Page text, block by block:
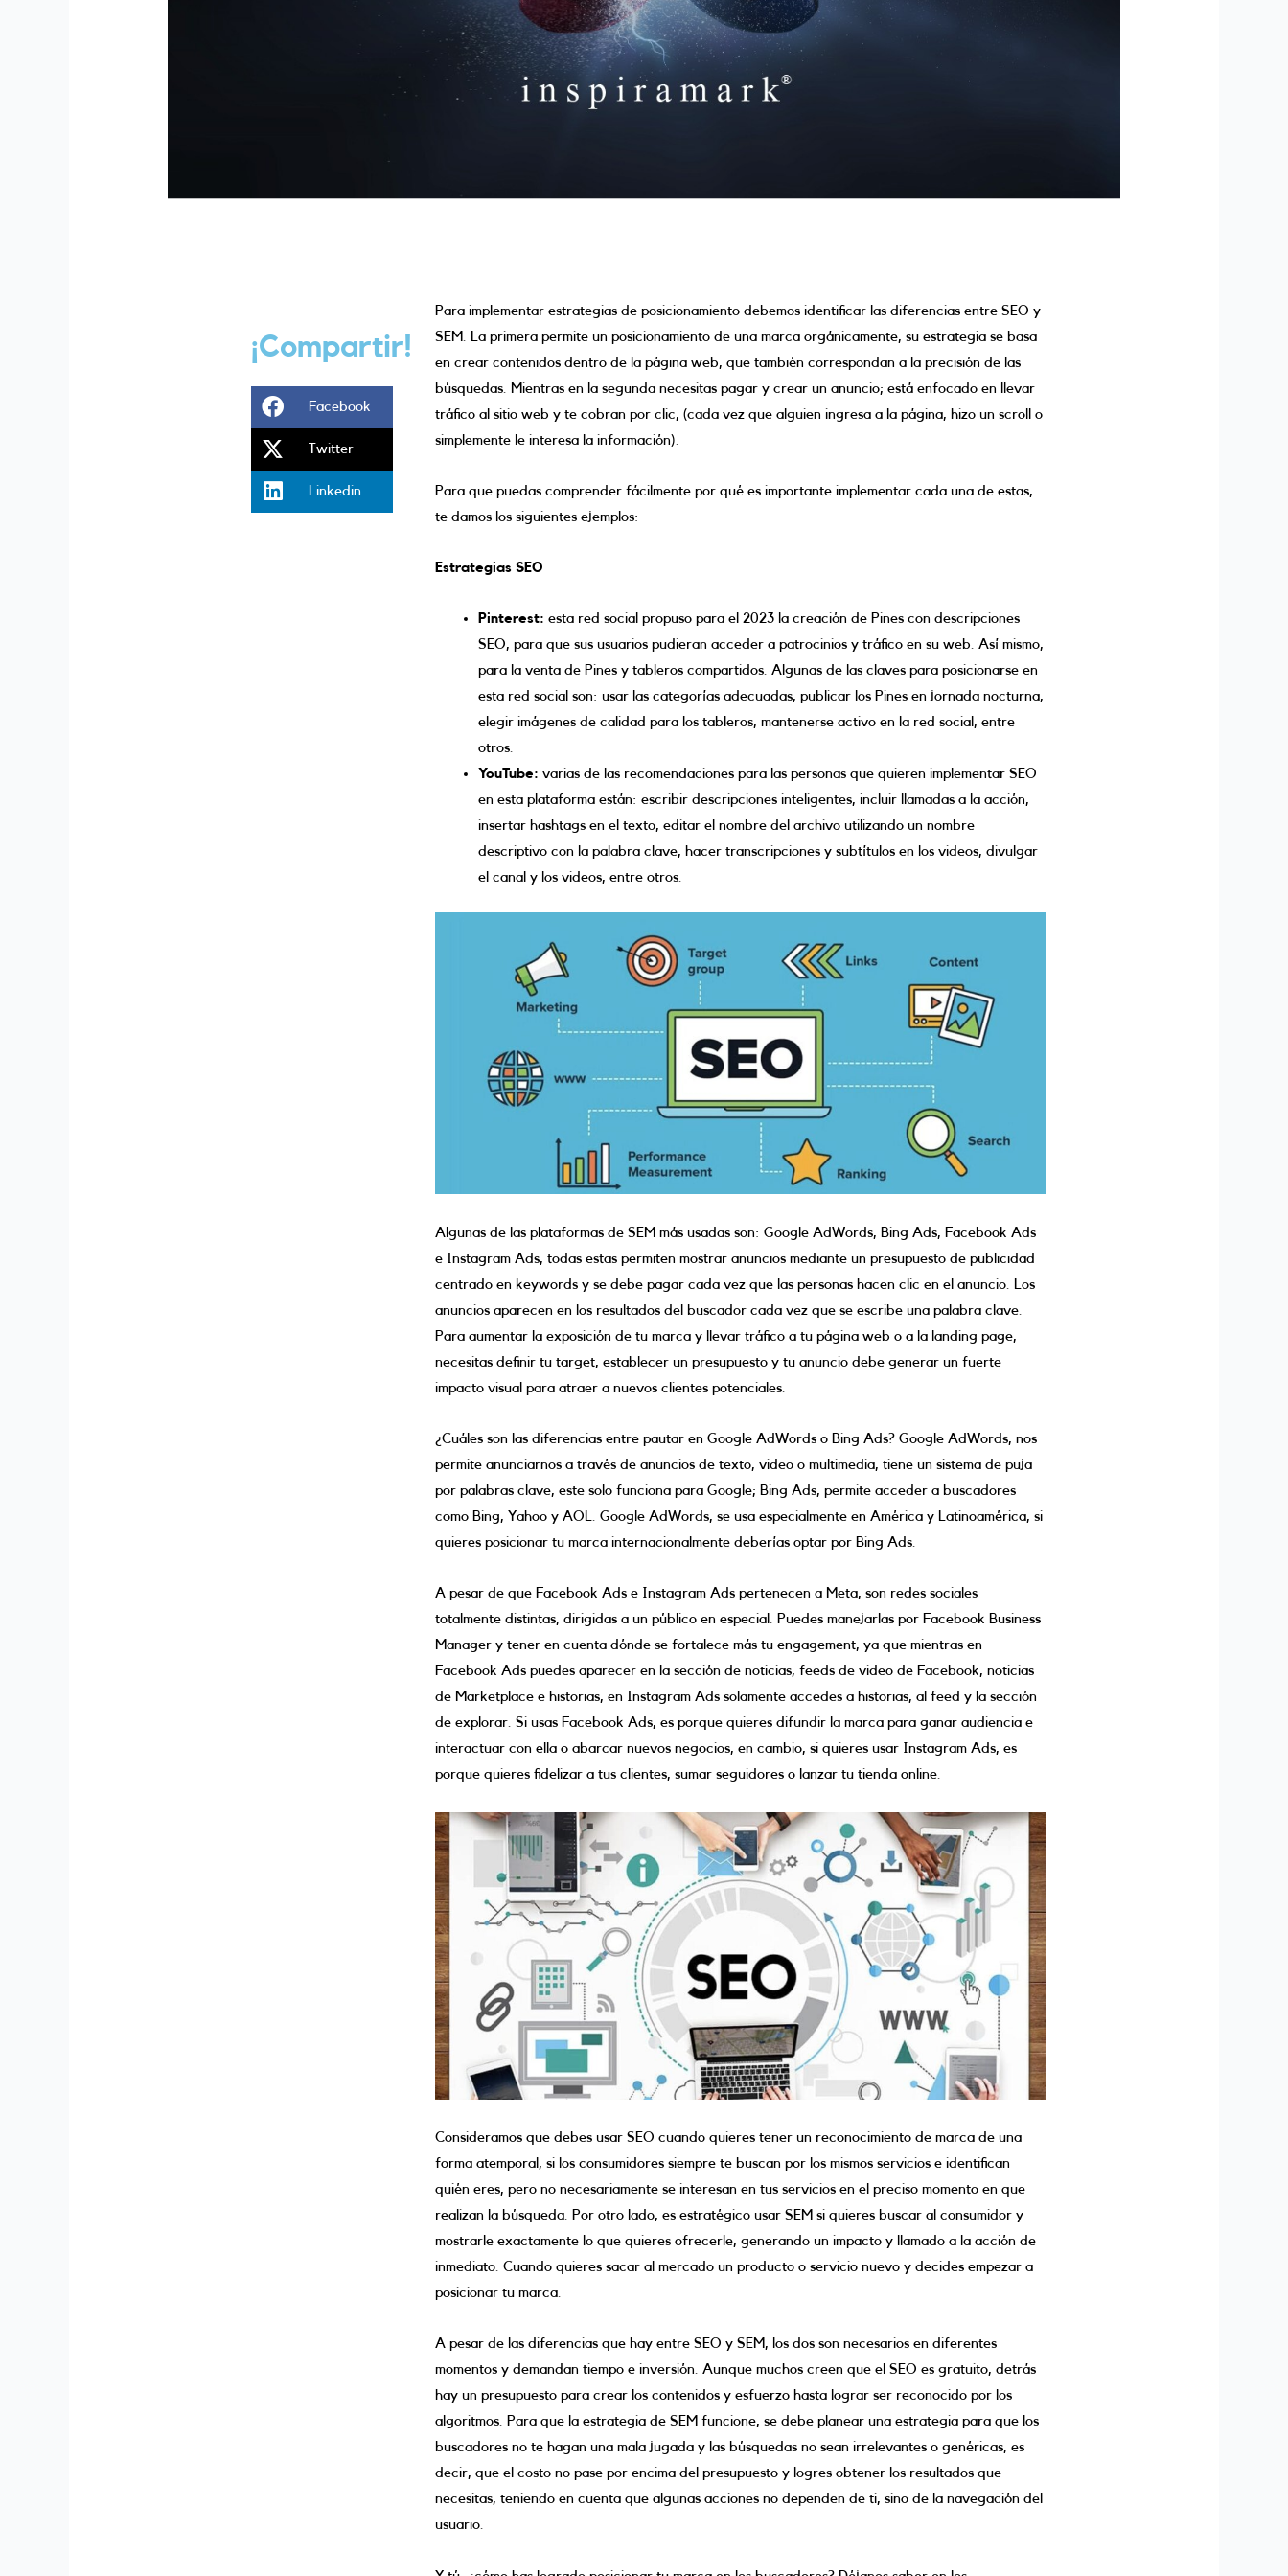
¡Compartir!
Share
facebook
Facebook
Share
twitter
Twitter
Share
Linkedin
Para implementar estrategias de posicionamiento debemos identificar las diferencias entre SEO y
SEM. La primera permite un posicionamiento de una marca orgánicamente, su estrategia se basa
en crear contenidos dentro de la página web, que también correspondan a la precisión de las
búsquedas. Mientras en la segunda necesitas pagar y crear un anuncio; está enfocado en llevar
tráfico al sitio web y te cobran por clic, (cada vez que alguien ingresa a la página, hizo un scroll o
simplemente le interesa la información).
Para que puedas comprender fácilmente por qué es importante implementar cada una de estas,
te damos los siguientes ejemplos:
Estrategias SEO
Pinterest: esta red social propuso para el 2023 la creación de Pines con descripciones
SEO, para que sus usuarios pudieran acceder a patrocinios y tráfico en su web. Así mismo,
para la venta de Pines y tableros compartidos. Algunas de las claves para posicionarse en
esta red social son: usar las categorías adecuadas, publicar los Pines en jornada nocturna,
elegir imágenes de calidad para los tableros, mantenerse activo en la red social, entre
otros.
YouTube: varias de las recomendaciones para las personas que quieren implementar SEO
en esta plataforma están: escribir descripciones inteligentes, incluir llamadas a la acción,
insertar hashtags en el texto, editar el nombre del archivo utilizando un nombre
descriptivo con la palabra clave, hacer transcripciones y subtítulos en los videos, divulgar
el canal y los videos, entre otros.
Algunas de las plataformas de SEM más usadas son: Google AdWords, Bing Ads, Facebook Ads
e Instagram Ads, todas estas permiten mostrar anuncios mediante un presupuesto de publicidad
centrado en keywords y se debe pagar cada vez que las personas hacen clic en el anuncio. Los
anuncios aparecen en los resultados del buscador cada vez que se escribe una palabra clave.
Para aumentar la exposición de tu marca y llevar tráfico a tu página web o a la landing page,
necesitas definir tu target, establecer un presupuesto y tu anuncio debe generar un fuerte
impacto visual para atraer a nuevos clientes potenciales.
¿Cuáles son las diferencias entre pautar en Google AdWords o Bing Ads? Google AdWords, nos
permite anunciarnos a través de anuncios de texto, video o multimedia, tiene un sistema de puja
por palabras clave, este solo funciona para Google; Bing Ads, permite acceder a buscadores
como Bing, Yahoo y AOL. Google AdWords, se usa especialmente en América y Latinoamérica, si
quieres posicionar tu marca internacionalmente deberías optar por Bing Ads.
A pesar de que Facebook Ads e Instagram Ads pertenecen a Meta, son redes sociales
totalmente distintas, dirigidas a un público en especial. Puedes manejarlas por Facebook Business
Manager y tener en cuenta dónde se fortalece más tu engagement, ya que mientras en
Facebook Ads puedes aparecer en la sección de noticias, feeds de video de Facebook, noticias
de Marketplace e historias, en Instagram Ads solamente accedes a historias, al feed y la sección
de explorar. Si usas Facebook Ads, es porque quieres difundir la marca para ganar audiencia e
interactuar con ella o abarcar nuevos negocios, en cambio, si quieres usar Instagram Ads, es
porque quieres fidelizar a tus clientes, sumar seguidores o lanzar tu tienda online.
Consideramos que debes usar SEO cuando quieres tener un reconocimiento de marca de una
forma atemporal, si los consumidores siempre te buscan por los mismos servicios e identifican
quién eres, pero no necesariamente se interesan en tus servicios en el preciso momento en que
realizan la búsqueda. Por otro lado, es estratégico usar SEM si quieres buscar al consumidor y
mostrarle exactamente lo que quieres ofrecerle, generando un impacto y llamado a la acción de
inmediato. Cuando quieres sacar al mercado un producto o servicio nuevo y decides empezar a
posicionar tu marca.
A pesar de las diferencias que hay entre SEO y SEM, los dos son necesarios en diferentes
momentos y demandan tiempo e inversión. Aunque muchos creen que el SEO es gratuito, detrás
hay un presupuesto para crear los contenidos y esfuerzo hasta lograr ser reconocido por los
algoritmos. Para que la estrategia de SEM funcione, se debe planear una estrategia para que los
buscadores no te hagan una mala jugada y las búsquedas no sean irrelevantes o genéricas, es
decir, que el costo no pase por encima del presupuesto y logres obtener los resultados que
necesitas, teniendo en cuenta que algunas acciones no dependen de ti, sino de la navegación del
usuario.